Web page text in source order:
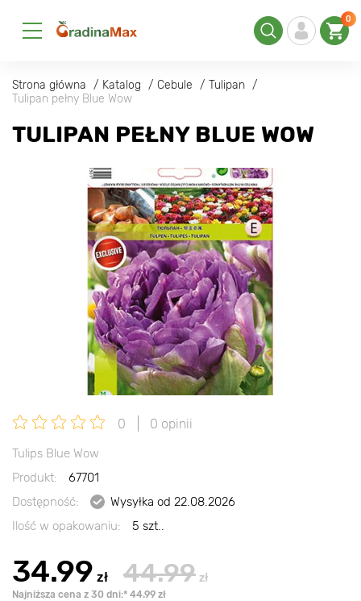
0
Strona główna Katalog Cebule
Tulipan
Tulipan pełny Blue Wow
TULIPAN PEŁNY BLUE WOW
0 0 opinii
Tulips Blue Wow
Produkt:
67701
Dostępność:
Wysyłka od 22.08.2026
Ilość w opakowaniu:
5 szt..
34.99 zł 44.99 zł
Najniższa cena z 30 dni:* 44.99 zł